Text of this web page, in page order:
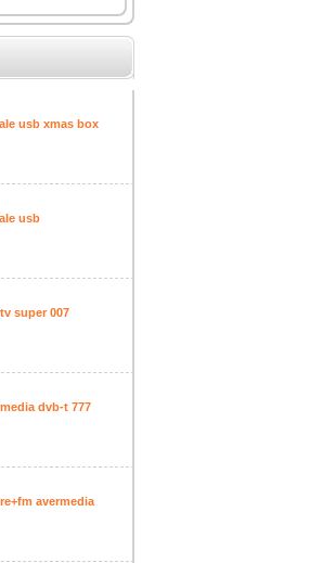
usb xmas box
usb
super 007
dvb-t 777
avermedia